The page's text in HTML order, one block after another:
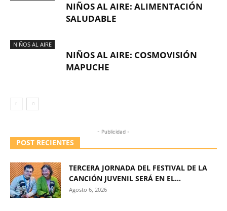
NIÑOS AL AIRE: ALIMENTACIÓN
SALUDABLE
NIÑOS AL AIRE
NIÑOS AL AIRE: COSMOVISIÓN
MAPUCHE
- Publicidad -
POST RECIENTES
TERCERA JORNADA DEL FESTIVAL DE LA
CANCIÓN JUVENIL SERÁ EN EL...
Agosto 6, 2026